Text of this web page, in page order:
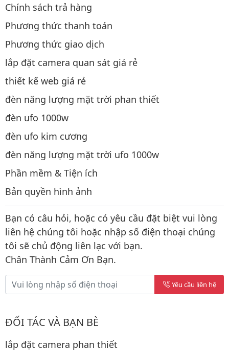
Chính sách trả hàng
Phương thức thanh toán
Phương thức giao dịch
lắp đặt camera quan sát giá rẻ
thiết kế web giá rẻ
đèn năng lượng mặt trời phan thiết
đèn ufo 1000w
đèn ufo kim cương
đèn năng lượng mặt trời ufo 1000w
Phần mềm & Tiện ích
Bản quyền hình ảnh
Bạn có câu hỏi, hoặc có yêu cầu đặt biệt vui lòng
liên hệ chúng tôi hoặc nhập số điện thoại chúng
tôi sẽ chủ động liên lạc với bạn.
Chân Thành Cảm Ơn Bạn.
Yêu cầu liên hệ
ĐỐI TÁC VÀ BẠN BÈ
lắp đặt camera phan thiết